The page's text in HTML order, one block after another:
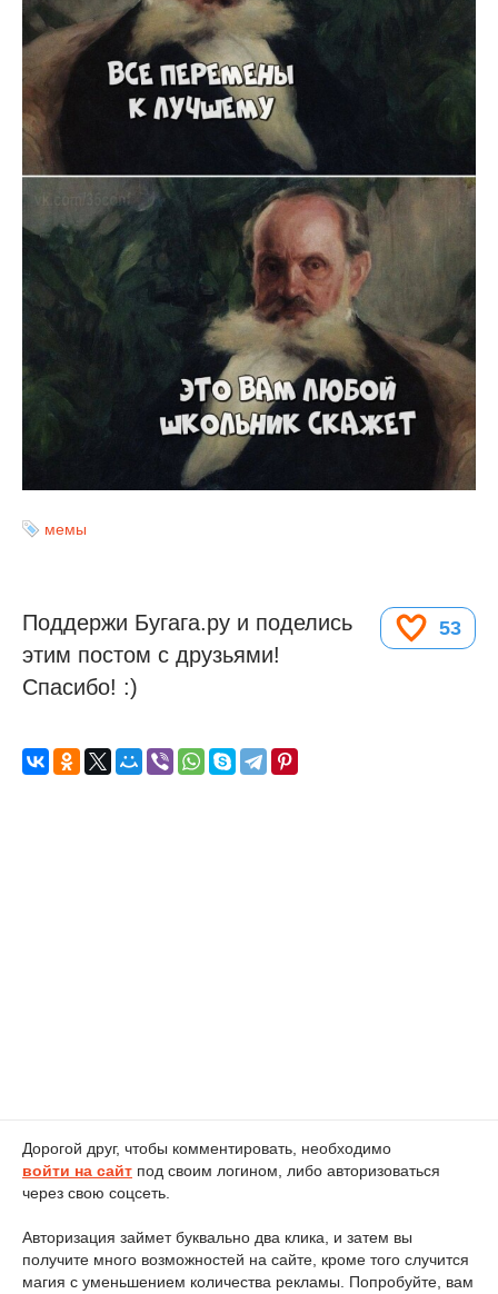
мемы
53
Поддержи Бугага.ру и поделись
этим постом с друзьями!
Спасибо! :)
Дорогой друг, чтобы комментировать, необходимо
войти на сайт под своим логином, либо авторизоваться
через свою соцсеть.
Авторизация займет буквально два клика, и затем вы
получите много возможностей на сайте, кроме того случится
магия с уменьшением количества рекламы. Попробуйте, вам